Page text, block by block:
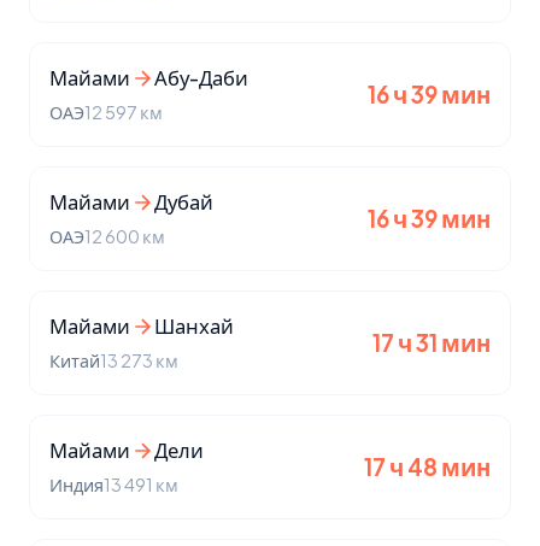
Майами Абу-Даби
ОАЭ12 597 км
16 ч 39 мин
Майами Дубай
ОАЭ12 600 км
16 ч 39 мин
Майами Шанхай
Китай13 273 км
17 ч 31 мин
Майами Дели
Индия13 491 км
17 ч 48 мин